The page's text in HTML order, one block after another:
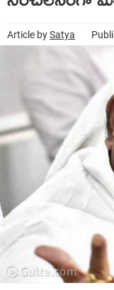
Article bySatya